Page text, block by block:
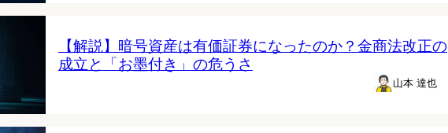
【解説】暗号資産は有価証券になったのか？金商法改正の
成立と「お墨付き」の危うさ
山本 達也